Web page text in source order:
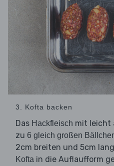
3. Kofta backen
Das Hackfleisch mit leicht
zu 6 gleich großen
2cm breiten und 5cm
Kofta in die Auflaufform